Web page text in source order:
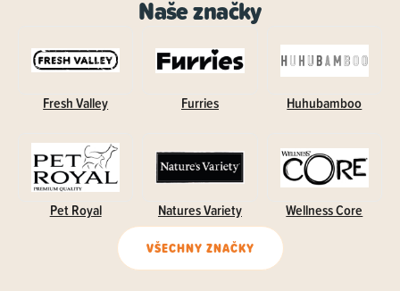
Naše značky
Fresh Valley Furries Huhubamboo
Pet Royal Natures Variety Wellness Core
VŠECHNY ZNAČKY